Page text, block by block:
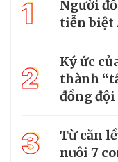
1
Người
tiễn biệt
2
Ký ức
thành
đồng đội
3
Từ căn
nuôi 7